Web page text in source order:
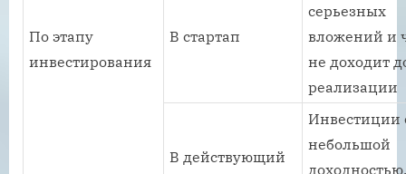
По этапу
инвестирования
В стартап
серьезных
вложений и
не доходит
реализации
В действующий
Инвестиции
небольшой